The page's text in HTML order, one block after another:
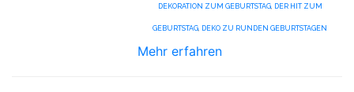
DEKORATION ZUM GEBURTSTAG, DER HIT ZUM
GEBURTSTAG DEKO ZU RUNDEN GEBURTSTAGEN
Mehr erfahren